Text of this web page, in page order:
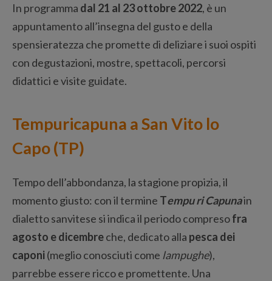
In programma dal 21 al 23 ottobre 2022, è un
appuntamento all’insegna del gusto e della
spensieratezza che promette di deliziare i suoi ospiti
con degustazioni, mostre, spettacoli, percorsi
didattici e visite guidate.
Tempuricapuna a San Vito lo
Capo (TP)
Tempo dell’abbondanza, la stagione propizia, il
momento giusto: con il termine Tempu ri Capunain
dialetto sanvitese si indica il periodo compresofra
agosto e dicembreche, dedicato alla pesca dei
caponi(meglio conosciuti come lampughe),
parrebbe essere ricco e promettente. Una